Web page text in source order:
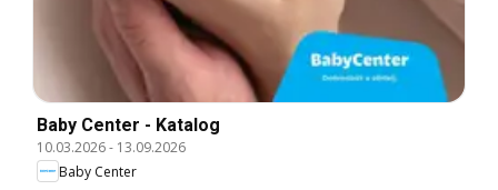
Baby Center - Katalog
10.03.2026- 13.09.2026
Baby Center